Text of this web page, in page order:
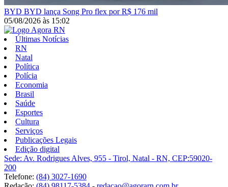
BYD BYD lança Song Pro flex por R$ 176 mil
05/08/2026 às 15:02
Últimas Notícias
RN
Natal
Política
Polícia
Economia
Brasil
Saúde
Esportes
Cultura
Serviços
Publicações Legais
Edição digital
Sede: Av. Rodrigues Alves, 955 - Tirol, Natal - RN, CEP:59020-
200
Telefone: (84) 3027-1690